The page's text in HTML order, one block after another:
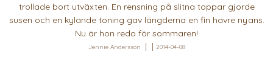
trollade bort utväxten. En rensning på slitna toppar gjorde
susen och en kylande toning gav längderna en fin havre nyans.
Nu är hon redo för sommaren!
Jennie Andersson 2014-04-08